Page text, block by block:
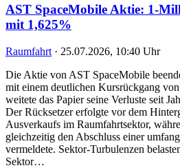
AST SpaceMobile Aktie: 1-
mit 1,625%
Raumfahrt · 25.07.2026, 10:40 Uhr
Die Aktie von AST SpaceMobile
mit einem deutlichen Kursrückgang
weitete das Papier seine Verluste seit
Der Rücksetzer erfolgte vor dem
Ausverkaufs im Raumfahrtsektor,
gleichzeitig den Abschluss einer
vermeldete. Sektor-Turbulenzen
Sektor…